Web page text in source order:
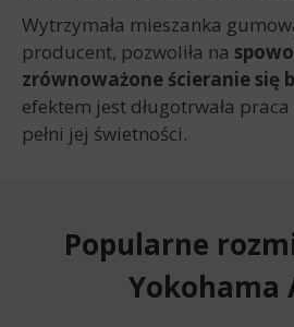
Wytrzymała mieszanka
producent, pozwoliła na
zrównoważone ścieranie się
efektem jest długotrwała
pełni jej świetności.
Popularne
Yokohama